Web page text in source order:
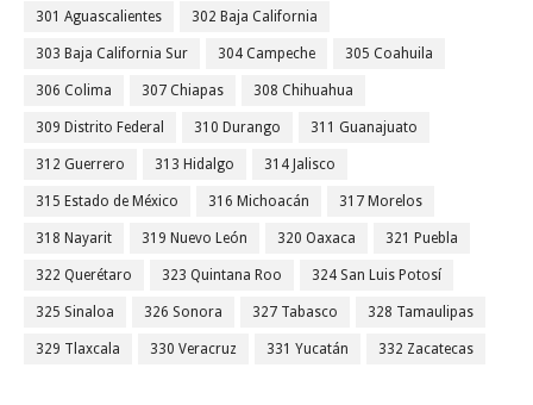
301 Aguascalientes 302 Baja California
303 Baja California Sur 304 Campeche 305 Coahuila
306 Colima 307 Chiapas 308 Chihuahua
309 Distrito Federal 310 Durango 311 Guanajuato
312 Guerrero 313 Hidalgo 314 Jalisco
315 Estado de México 316 Michoacán 317 Morelos
318 Nayarit 319 Nuevo León 320 Oaxaca 321 Puebla
322 Querétaro 323 Quintana Roo 324 San Luis Potosí
325 Sinaloa 326 Sonora 327 Tabasco 328 Tamaulipas
329 Tlaxcala 330 Veracruz 331 Yucatán 332 Zacatecas